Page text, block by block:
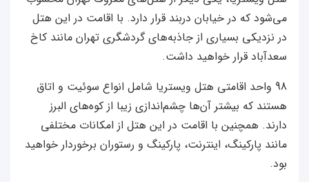
می‌شود که در خیابان دربند قرار دارد. با اقامت در این هتل
در نزدیکی بسیاری از جاذبه‌های گردشگری تهران مانند کاخ
سعدآباد قرار خواهید داشت.
98 واحد اقامتی هتل ویستریا شامل انواع سوئیت و اتاق
هستند که بیشتر آن‌ها چشم‌اندازی زیبا از کوه‌های البرز
دارند. همچنین با اقامت در این هتل از امکانات مختلفی
مانند پارکینگ، اینترنت، پارکینگ و رستوران برخوردار خواهید
بود.